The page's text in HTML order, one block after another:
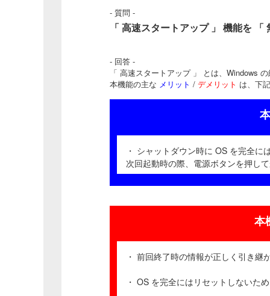
- 質問 -
「 高速スタートアップ 」 機能を
- 回答 -
「 高速スタートアップ 」 とは、Windows
本機能の主な メリット / デメリット は、下
・ シャットダウン時に OS を完全
次回起動時の際、電源ボタンを押し
本
・ 前回終了時の情報が正しく引き
・ OS を完全にはリセットしないた